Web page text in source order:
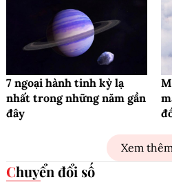
7 ngoại hành tinh kỳ lạ
nhất trong những năm gần
đây
Xem
Chuyển đổi số